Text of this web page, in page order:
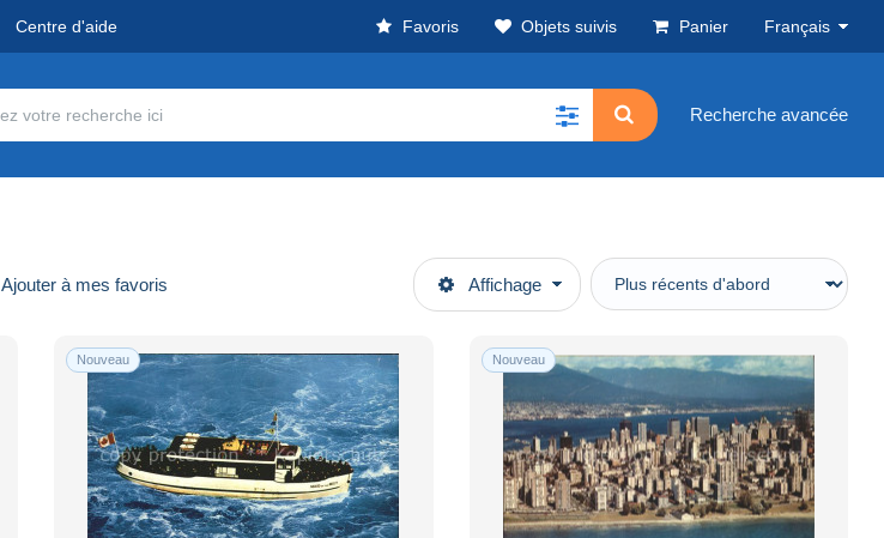
Centre d'aide Favoris Objets suivis Panier Français
Recherche avancée
Ajouter à mes favoris Affichage
Nouveau Nouveau